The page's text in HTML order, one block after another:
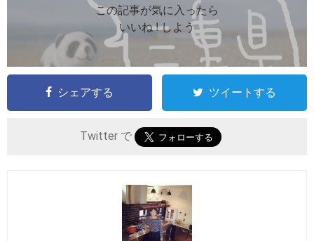
この記事が気に入ったら
いいね ! しよう
シェアする ツイートする
Twitter で